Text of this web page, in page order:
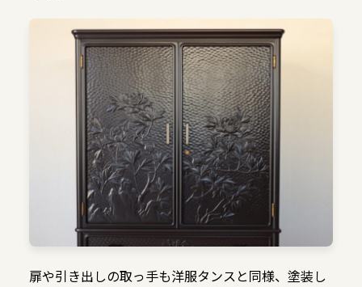
扉や引き出しの取っ手も洋服タンスと同様、塗装し